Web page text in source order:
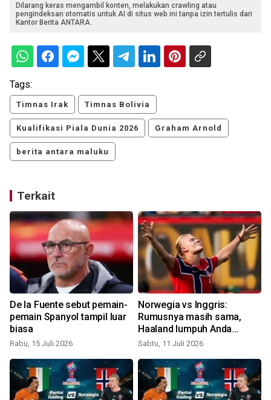
Dilarang keras mengambil konten, melakukan crawling atau
pengindeksan otomatis untuk AI di situs web ini tanpa izin tertulis dari
Kantor Berita ANTARA.
Tags:
Timnas Irak Timnas Bolivia
Kualifikasi Piala Dunia 2026 Graham Arnold
berita antara maluku
Terkait
De la Fuente sebut pemain-
pemain Spanyol tampil luar
biasa
Rabu, 15 Juli 2026
Norwegia vs Inggris:
Rumusnya masih sama,
Haaland lumpuh Anda
menang
Sabtu, 11 Juli 2026